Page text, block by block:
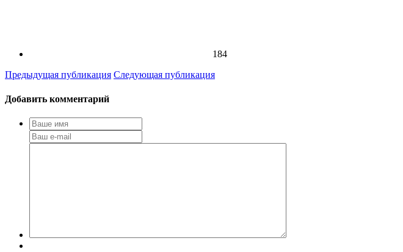
184
Предыдущая публикация Следующая публикация
Добавить комментарий